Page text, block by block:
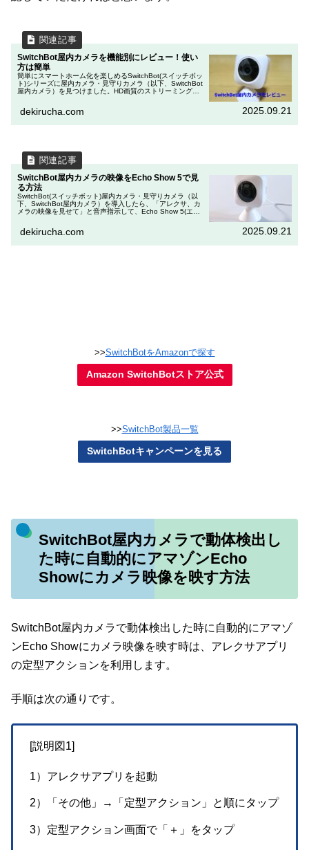
SwitchBot屋内カメラを機能別にレビュー！使い
方は簡単
簡単にスマートホーム化を楽しめるSwitchBot(スイッチボッ
ト)シリーズに屋内カメラ・見守りカメラ（以下、SwitchBot
屋内カメラ）を見つけました。HD画質のストリーミング，
dekirucha.com 2025.09.21
SwitchBot屋内カメラの映像をEcho Show 5で見
る方法
SwitchBot(スイッチボット)屋内カメラ・見守りカメラ（以
下、SwitchBot屋内カメラ）を導入したら、「アレクサ、カ
メラの映像を見せて」と音声指示して、Echo Show 5(エコ
dekirucha.com 2025.09.21
>>SwitchBotをAmazonで探す
Amazon SwitchBotストア公式
>>SwitchBot製品一覧
SwitchBotキャンペーンを見る
SwitchBot屋内カメラで動体検出し
た時に自動的にアマゾンEcho
Showにカメラ映像を映す方法
SwitchBot屋内カメラで動体検出した時に自動的にアマゾ
ンEcho Showにカメラ映像を映す時は、アレクサアプリ
の定型アクションを利用します。
手順は次の通りです。
[説明図1]
1）アレクサアプリを起動
2）「その他」→「定型アクション」と順にタップ
3）定型アクション画面で「＋」をタップ